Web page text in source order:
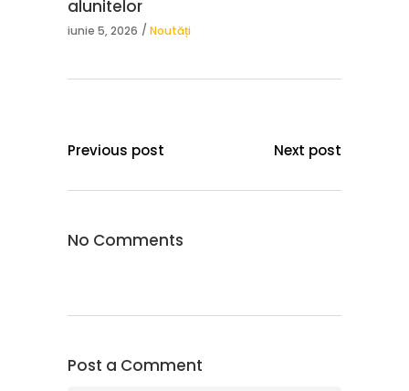
alunitelor
iunie 5, 2026 Noutăți
Previous post Next post
No Comments
Post a Comment